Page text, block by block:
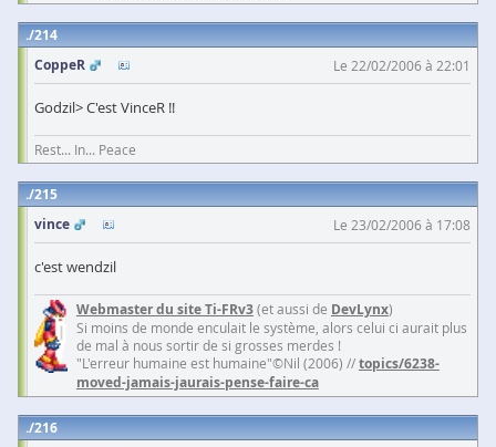
214
CoppeR
Le 22/02/2006 à 22:01
Godzil> C'est VinceR !!
Rest... In... Peace
215
vince
Le 23/02/2006 à 17:08
c'est wendzil
Webmaster du site Ti-FRv3(et aussi de DevLynx)
Si moins de monde enculait le système, alors celui ci aurait plus
de mal à nous sortir de si grosses merdes !
"L'erreur humaine est humaine"©Nil (2006) //topics/6238-
moved-jamais-jaurais-pense-faire-ca
216